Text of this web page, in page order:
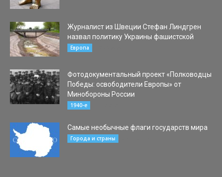
Журналист из Швеции Стефан Линдгрен
назвал политику Украины фашистской
Европа
Фотодокументальный проект «Полководцы
Победы: освободители Европы» от
Минобороны России
1940-е
Самые необычные флаги государств мира
Города и страны